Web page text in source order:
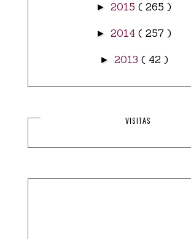
► 2015 ( 265 )
► 2014 ( 257 )
► 2013 ( 42 )
VISITAS